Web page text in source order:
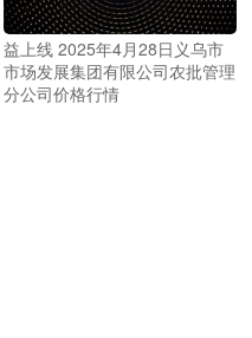
益上线 2025年4月28日义乌市
市场发展集团有限公司农批管理
分公司价格行情